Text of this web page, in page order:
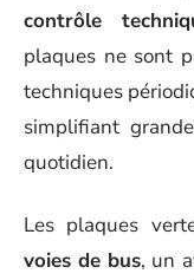
contrôle
plaques ne sont
techniques
simplifiant
quotidien.
Les plaques
voies de bus, un